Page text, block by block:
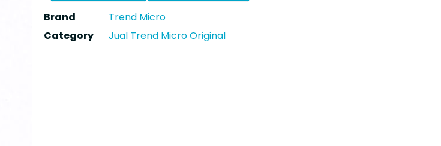
Brand
Trend Micro
Category
Jual Trend Micro Original